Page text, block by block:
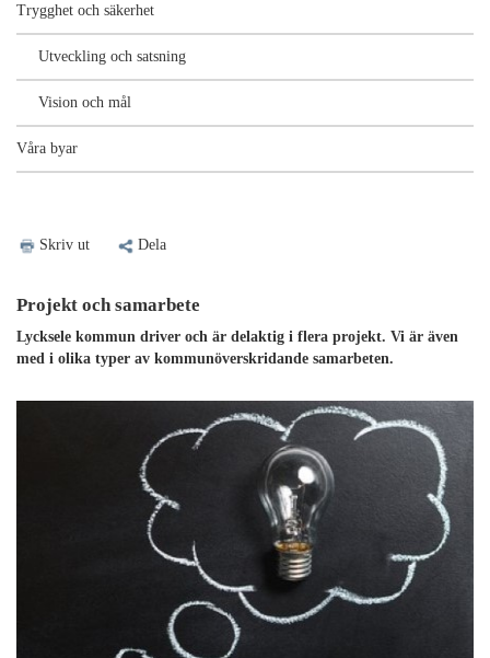
Trygghet och säkerhet
Utveckling och satsning
Vision och mål
Våra byar
Skriv ut Dela
Projekt och samarbete
Lycksele kommun driver och är delaktig i flera projekt. Vi är även
med i olika typer av kommunöverskridande samarbeten.